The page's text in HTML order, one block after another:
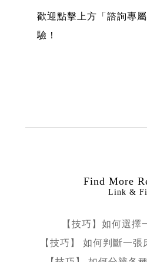
歡迎點擊上方「諮詢專
驗！
Find More
Link &
【技巧】如何選擇
【技巧】 如何判斷一張